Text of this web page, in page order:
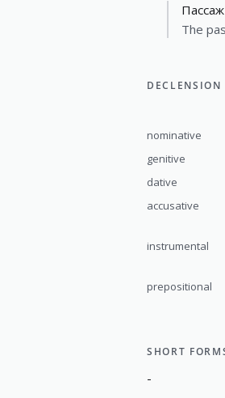
The
DECLENSION
nominative
genitive
dative
accusative
instrumental
prepositional
SHORT
-